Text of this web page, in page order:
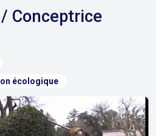
écologique